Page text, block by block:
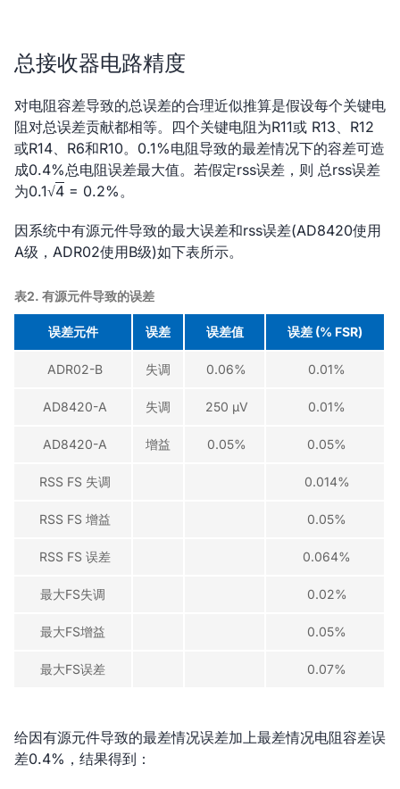
总接收器电路精度
对电阻容差导致的总误差的合理近似推算是假设每个关键电
阻对总误差贡献都相等。四个关键电阻为R11或 R13、R12
或R14、R6和R10。0.1%电阻导致的最差情况下的容差可造
成0.4%总电阻误差最大值。若假定rss误差，则 总rss误差
为0.1√4 = 0.2%。
因系统中有源元件导致的最大误差和rss误差(AD8420使用
A级，ADR02使用B级)如下表所示。
表2. 有源元件导致的误差
误差元件 误差 误差值 误差 (% FSR)
ADR02-B 失调 0.06% 0.01%
AD8420-A 失调 250 µV 0.01%
AD8420-A 增益 0.05% 0.05%
RSS FS 失调 0.014%
RSS FS 增益 0.05%
RSS FS 误差 0.064%
最大FS失调 0.02%
最大FS增益 0.05%
最大FS误差 0.07%
给因有源元件导致的最差情况误差加上最差情况电阻容差误
差0.4%，结果得到：